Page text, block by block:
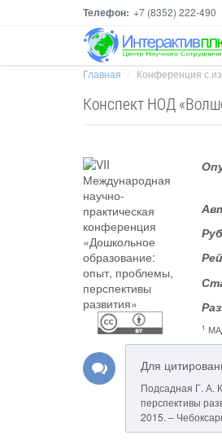
Телефон: +7 (8352) 222-490
Главная Конференция с
Конспект НОД
1
Для
Подсадная Г. А.
перспективы
2015. –